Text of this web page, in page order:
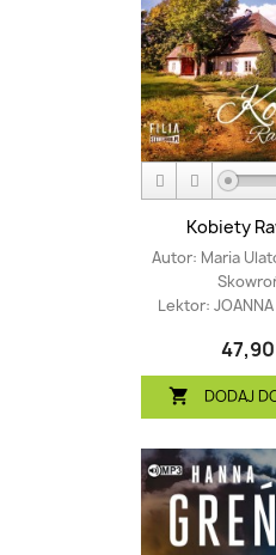
Kobiety
Autor: Maria
Lektor:
 DODAJ